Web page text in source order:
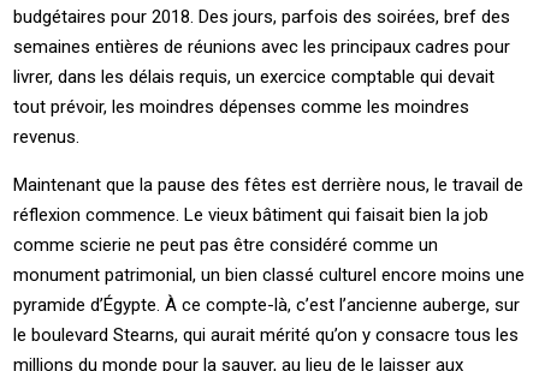
budgétaires pour 2018. Des jours, parfois des soirées, bref des
semaines entières de réunions avec les principaux cadres pour
livrer, dans les délais requis, un exercice comptable qui devait
tout prévoir, les moindres dépenses comme les moindres
revenus.
Maintenant que la pause des fêtes est derrière nous, le travail de
réflexion commence. Le vieux bâtiment qui faisait bien la job
comme scierie ne peut pas être considéré comme un
monument patrimonial, un bien classé culturel encore moins une
pyramide d’Égypte. À ce compte-là, c’est l’ancienne auberge, sur
le boulevard Stearns, qui aurait mérité qu’on y consacre tous les
millions du monde pour la sauver, au lieu de le laisser aux